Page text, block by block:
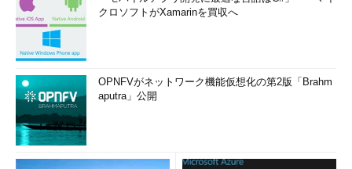
クロソフトがXamarinを買収へ
OPNFVがネットワーク機能仮想化の第2版「Brahm
aputra」公開